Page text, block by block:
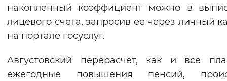
накопленный коэффициент можно в
лицевого счета, запросив ее через личный
на портале госуслуг.
Августовский перерасчет, как и все
ежегодные повышения пенсий,